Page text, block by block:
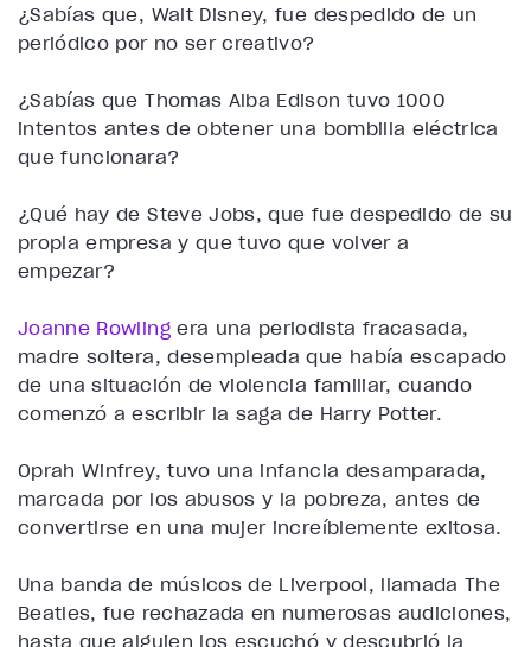
¿Sabías que, Walt Disney, fue despedido de un
periódico por no ser creativo?
¿Sabías que Thomas Alba Edison tuvo 1000
intentos antes de obtener una bombilla eléctrica
que funcionara?
¿Qué hay de Steve Jobs, que fue despedido de su
propia empresa y que tuvo que volver a
empezar?
Joanne Rowlingera una periodista fracasada,
madre soltera, desempleada que había escapado
de una situación de violencia familiar, cuando
comenzó a escribir la saga de Harry Potter.
Oprah Winfrey, tuvo una infancia desamparada,
marcada por los abusos y la pobreza, antes de
convertirse en una mujer increíblemente exitosa.
Una banda de músicos de Liverpool, llamada The
Beatles, fue rechazada en numerosas audiciones,
hasta que alguien los escuchó y descubrió la